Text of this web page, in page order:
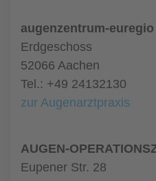
augenzentrum-euregio
Erdgeschoss
52066 Aachen
Tel.: +49 24132130
zur Augenarztpraxis
AUGEN-
Eupener Str. 28